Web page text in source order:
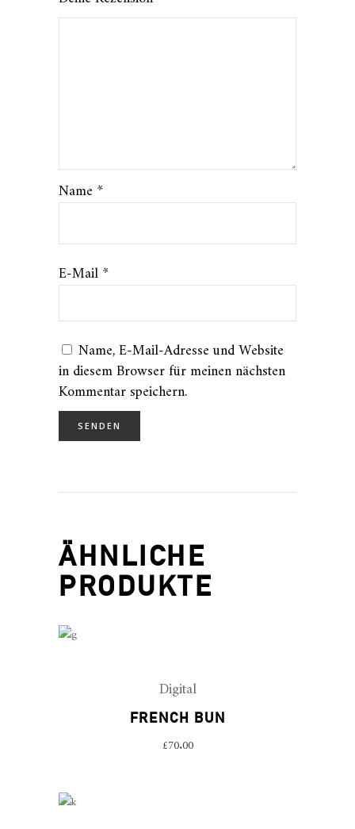
Name *
E-Mail*
Name, E-Mail-Adresse und Website
in diesem Browser für meinen nächsten
Kommentar speichern.
ÄHNLICHE
PRODUKTE
Digital
FRENCH BUN
£70.00